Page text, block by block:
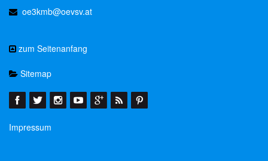
oe3kmb@oevsv.at
zum Seitenanfang
Sitemap
Impressum